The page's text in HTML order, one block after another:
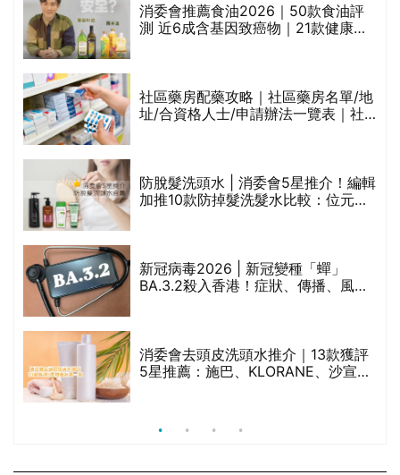
消委會推薦食油2026｜50款食油評
測 近6成含基因致癌物｜21款健康煮
社區藥房配藥攻略｜社區藥房名單/地
址/合資格人士/申請辦法一覽表｜社
防脫髮洗頭水 | 消委會5星推介！編輯
加推10款防掉髮洗髮水比較：位元
新冠病毒2026 | 新冠變種「蟬」
BA.3.2殺入香港！症狀、傳播、風險
消委會去頭皮洗頭水推介｜13款獲評
5星推薦：施巴、KLORANE、沙宣、